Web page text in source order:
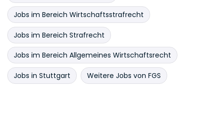
Jobs im Bereich Wirtschaftsstrafrecht
Jobs im Bereich Strafrecht
Jobs im Bereich Allgemeines Wirtschaftsrecht
Jobs in Stuttgart Weitere Jobs von FGS